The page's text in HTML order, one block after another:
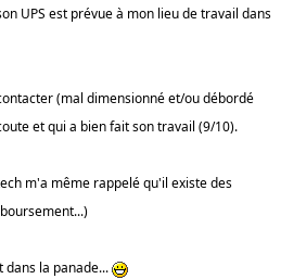
UPS est prévue à mon lieu de travail dans
(mal dimensionné et/ou débordé
et qui a bien fait son travail (9/10).
m'a même rappelé qu'il existe des
dans la panade...